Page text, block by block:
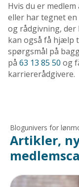
Hvis du er
eller har tegnet
og rådgivning,
kan også få hjælp
spørgsmål på
på 63 13 85 50 og
karriererådgivere.
Blogunivers for
Artikler,